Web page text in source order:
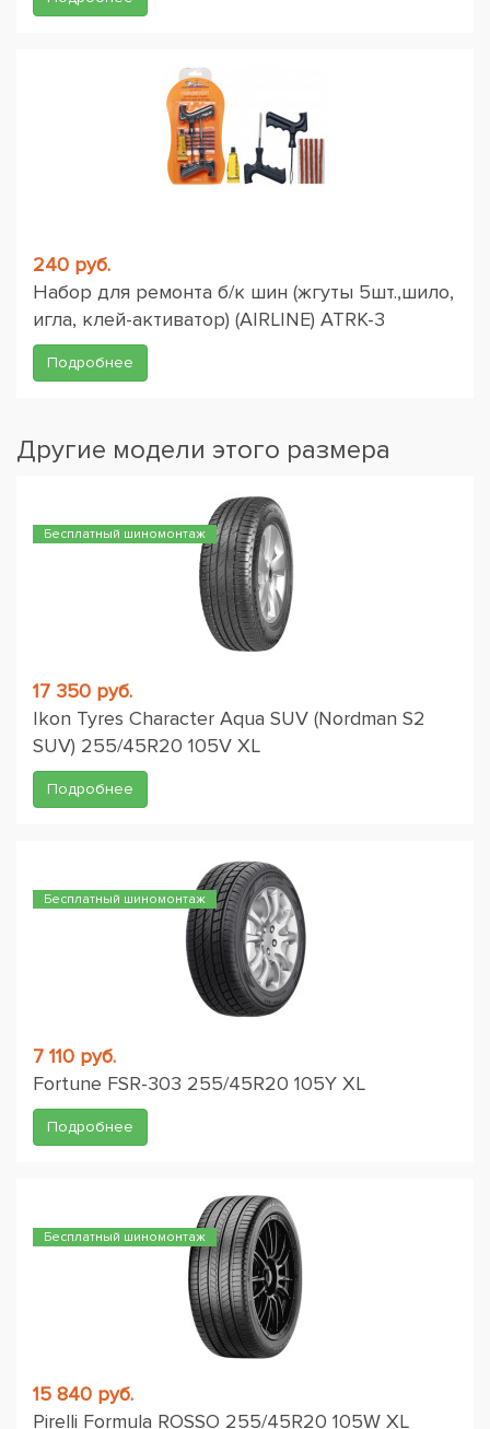
240 руб.
Набор для ремонта б/к шин (жгуты 5шт.,шило,
игла, клей-активатор) (AIRLINE) ATRK-3
Подробнее
Другие модели этого размера
Бесплатный шиномонтаж
17 350 руб.
Ikon Tyres Character Aqua SUV (Nordman S2
SUV) 255/45R20 105V XL
Подробнее
Бесплатный шиномонтаж
7 110 руб.
Fortune FSR-303 255/45R20 105Y XL
Подробнее
Бесплатный шиномонтаж
15 840 руб.
Pirelli Formula ROSSO 255/45R20 105W XL